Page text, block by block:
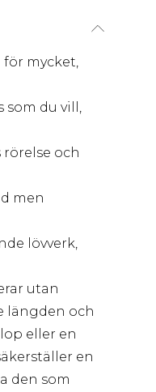
mycket,
som du vill,
och
men
lövverk,
utan
längden och
eller en
en
den som